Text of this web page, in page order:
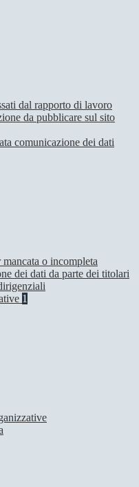
dal rapporto di lavoro
da pubblicare sul sito
comunicazione dei dati
mancata o incompleta
dei dati da parte dei titolari
1